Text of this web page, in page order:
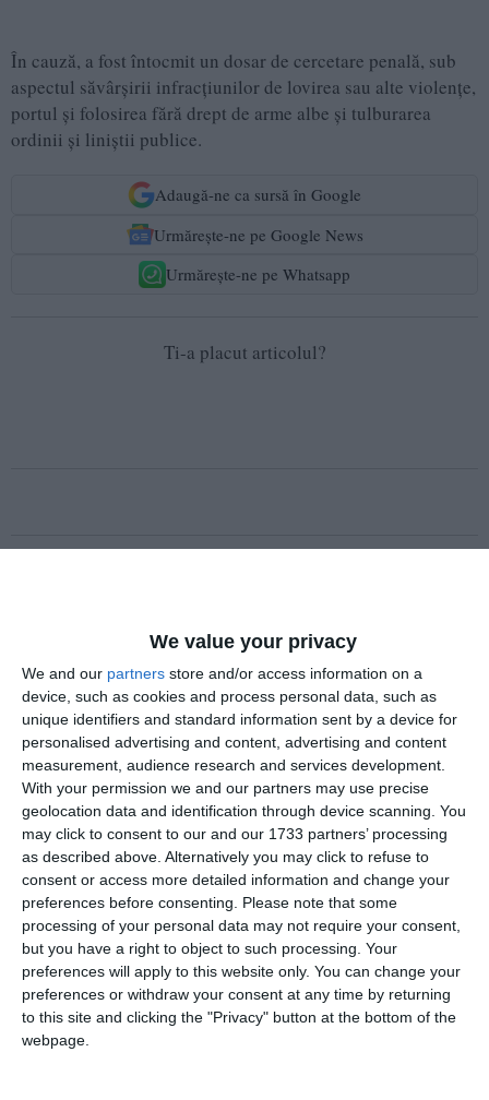
We value your privacy
We and our partners store and/or access information on a
device, such as cookies and process personal data, such as
unique identifiers and standard information sent by a device for
personalised advertising and content, advertising and content
measurement, audience research and services development.
With your permission we and our partners may use precise
geolocation data and identification through device scanning. You
may click to consent to our and our 1733 partners’ processing
as described above. Alternatively you may click to refuse to
consent or access more detailed information and change your
preferences before consenting.
Please note that some
processing of your personal data may not require your consent,
but you have a right to object to such processing. Your
preferences will apply to this website only. You can change your
preferences or withdraw your consent at any time by returning
to this site and clicking the "Privacy" button at the bottom of the
webpage.
În cauză, a fost întocmit un dosar de cercetare penală, sub
aspectul săvârșirii infracțiunilor de lovirea sau alte violențe,
portul și folosirea fără drept de arme albe și tulburarea
ordinii și liniștii publice.
Adaugă-ne ca sursă în Google
Urmărește-ne pe Google News
Urmărește-ne pe Whatsapp
Ti-a placut articolul?
Comentariu
Am citit si sunt de acord curegulile de postare.
Acest formular colectează numele, e-mailul şi conținutul mesajului, astfel încât
să putem urmări comentariile tale pe site. Nu vom folosi datele tale în alt scop.
Pentru mai multe informaţii, consultă politica noastră de confidenţialitate, unde vei
primi mai multe privind informaţii despre cum și de ce stocăm datele tale.